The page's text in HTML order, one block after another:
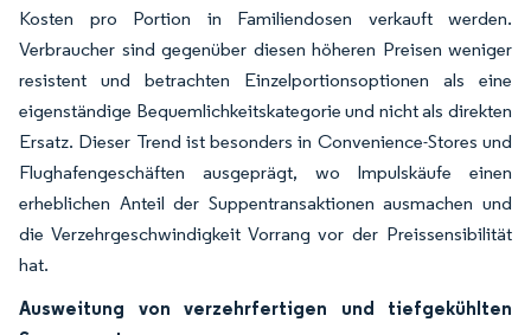
Kosten pro Portion in Familiendosen verkauft werden.
Verbraucher sind gegenüber diesen höheren Preisen weniger
resistent und betrachten Einzelportionsoptionen als eine
eigenständige Bequemlichkeitskategorie und nicht als direkten
Ersatz. Dieser Trend ist besonders in Convenience-Stores und
Flughafengeschäften ausgeprägt, wo Impulskäufe einen
erheblichen Anteil der Suppentransaktionen ausmachen und
die Verzehrgeschwindigkeit Vorrang vor der Preissensibilität
hat.
Ausweitung von verzehrfertigen und tiefgekühlten